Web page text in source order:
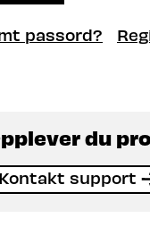
passord?
du
Kontakt support